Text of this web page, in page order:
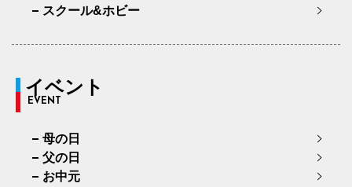
スクール&ホビー
イベント
EVENT
母の日
父の日
お中元